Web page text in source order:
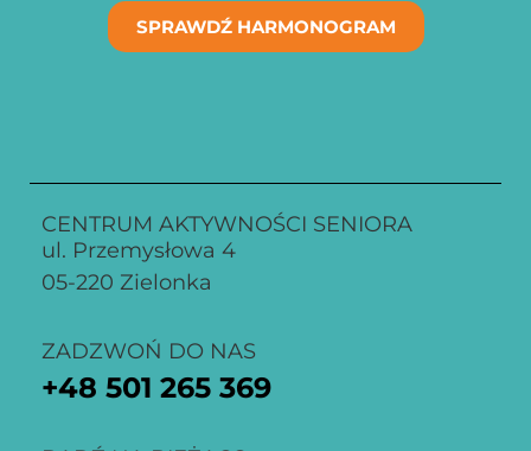
SPRAWDŹ HARMONOGRAM
CENTRUM AKTYWNOŚCI SENIORA
ul. Przemysłowa 4
05-220 Zielonka
ZADZWOŃ DO NAS
+48 501 265 369